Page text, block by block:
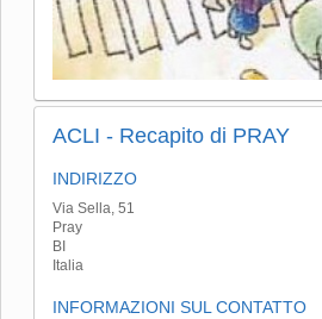
ACLI - Recapito di PRAY
INDIRIZZO
Via Sella, 51
Pray
BI
Italia
INFORMAZIONI SUL CONTATTO